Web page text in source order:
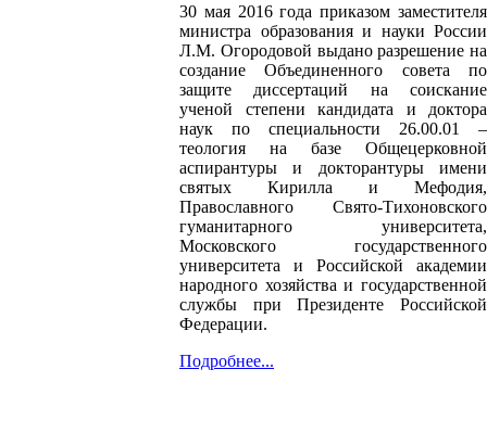
30 мая 2016 года приказом заместителя
министра образования и науки России
Л.М. Огородовой выдано разрешение на
создание Объединенного совета по
защите диссертаций на соискание
ученой степени кандидата и доктора
наук по специальности 26.00.01 –
теология на базе Общецерковной
аспирантуры и докторантуры имени
святых Кирилла и Мефодия,
Православного Свято-Тихоновского
гуманитарного университета,
Московского государственного
университета и Российской академии
народного хозяйства и государственной
службы при Президенте Российской
Федерации.
Подробнее...